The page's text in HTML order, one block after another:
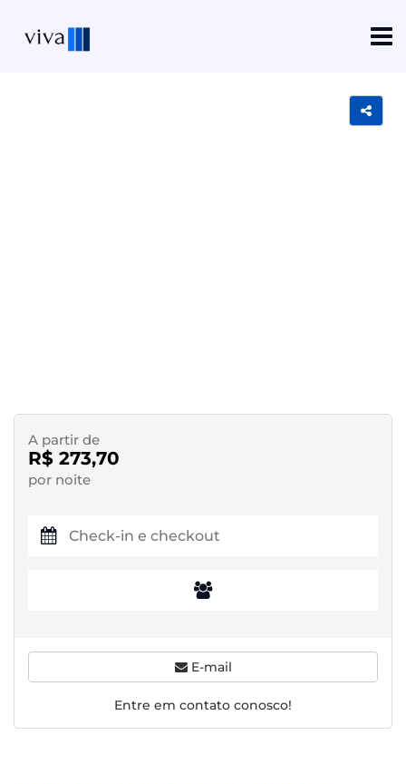
A partir de
R$ 273,70
por noite
E-mail
Entre em contato conosco!